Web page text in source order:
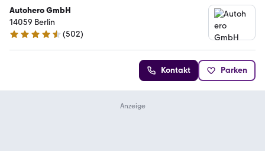
Autohero GmbH
14059 Berlin
4.5 Sterne
(502)
Kontakt Parken